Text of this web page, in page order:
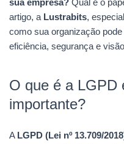
sua empresa? Qual é o
artigo, a Lustrabits,
como sua organização
eficiência, segurança e
O que é a LGPD
importante?
A LGPD (Lei nº 13.709/